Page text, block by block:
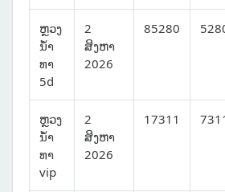
ຫຼວງ
ນໍ້າ
ທາ
5d
2
ສິງຫາ
2026
85280
ຫຼວງ
ນໍ້າ
ທາ
vip
2
ສິງຫາ
2026
17311